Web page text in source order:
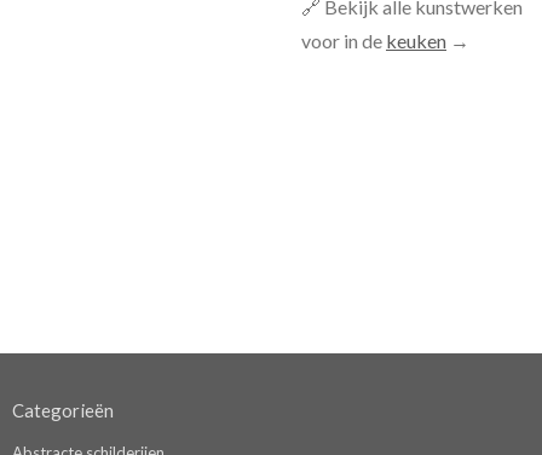
🔗 Bekijk alle kunstwerken
voor in de keuken →
Categorieën